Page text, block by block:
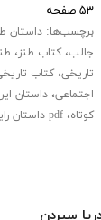
۵۳ صفحه
برچسب‌ها:داستان
جالب،کتاب طنز،
تاریخی،کتاب
اجتماعی،داستان
کوتاه،pdf داستان رایگان
سپردن